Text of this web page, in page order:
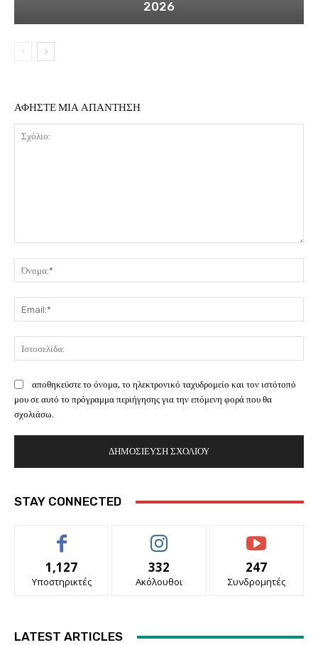
2026
ΑΦΗΣΤΕ ΜΙΑ ΑΠΑΝΤΗΣΗ
αποθηκεύστε το όνομα, το ηλεκτρονικό ταχυδρομείο και τον ιστότοπό
μου σε αυτό το πρόγραμμα περιήγησης για την επόμενη φορά που θα
σχολιάσω.
STAY CONNECTED
1,127
Υποστηρικτές
332
Ακόλουθοι
247
Συνδρομητές
LATEST ARTICLES